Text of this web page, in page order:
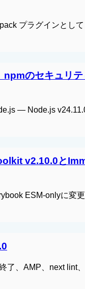
プラグインとして
のセキュリテ
— Node.js
v2.10.0と
ESM-onlyに変
了、AMP、next lint、